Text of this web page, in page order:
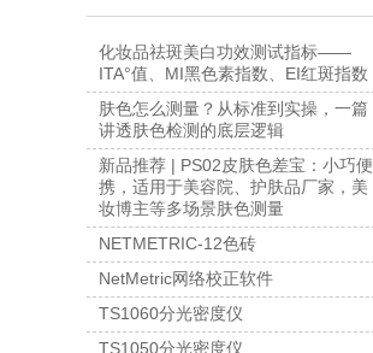
化妆品祛斑美白功效测试指标——
ITA°值、MI黑色素指数、EI红斑指数
肤色怎么测量？从标准到实操，一篇
讲透肤色检测的底层逻辑
新品推荐 | PS02皮肤色差宝：小巧便
携，适用于美容院、护肤品厂家，美
妆博主等多场景肤色测量
NETMETRIC-12色砖
NetMetric网络校正软件
TS1060分光密度仪
TS1050分光密度仪